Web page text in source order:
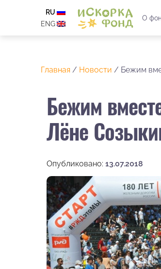
RU
ENG
О
Главная / Новости / Бежим
Бежим
Лёне
Опубликовано: 13.07.2018